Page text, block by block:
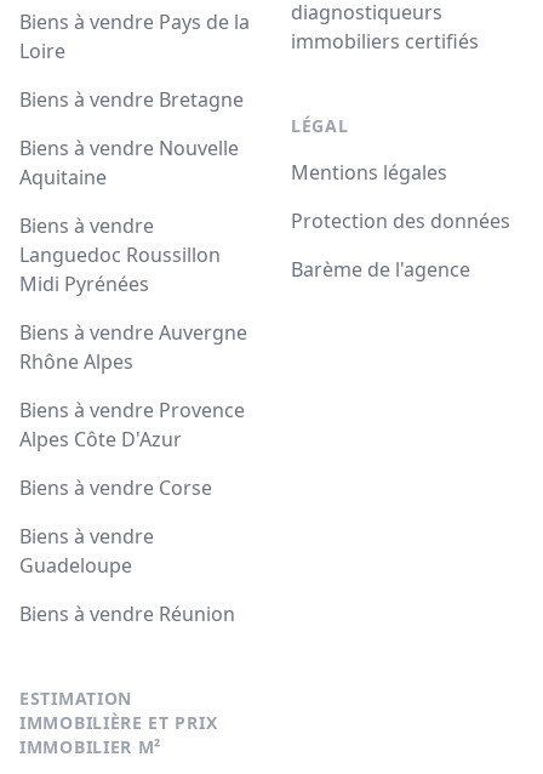
Biens à vendre Pays de la
Loire
Biens à vendre Bretagne
Biens à vendre Nouvelle
Aquitaine
Biens à vendre
Languedoc Roussillon
Midi Pyrénées
Biens à vendre Auvergne
Rhône Alpes
Biens à vendre Provence
Alpes Côte D'Azur
Biens à vendre Corse
Biens à vendre
Guadeloupe
Biens à vendre Réunion
ESTIMATION
IMMOBILIÈRE ET PRIX
IMMOBILIER M²
diagnostiqueurs
immobiliers certifiés
LÉGAL
Mentions légales
Protection des données
Barème de l'agence